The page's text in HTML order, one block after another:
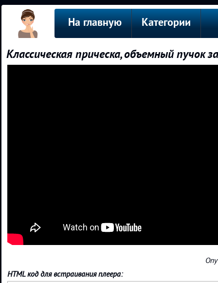
На главную Категории
Классическая прическа, объемный пучок
HTML код для встраивания плеера: